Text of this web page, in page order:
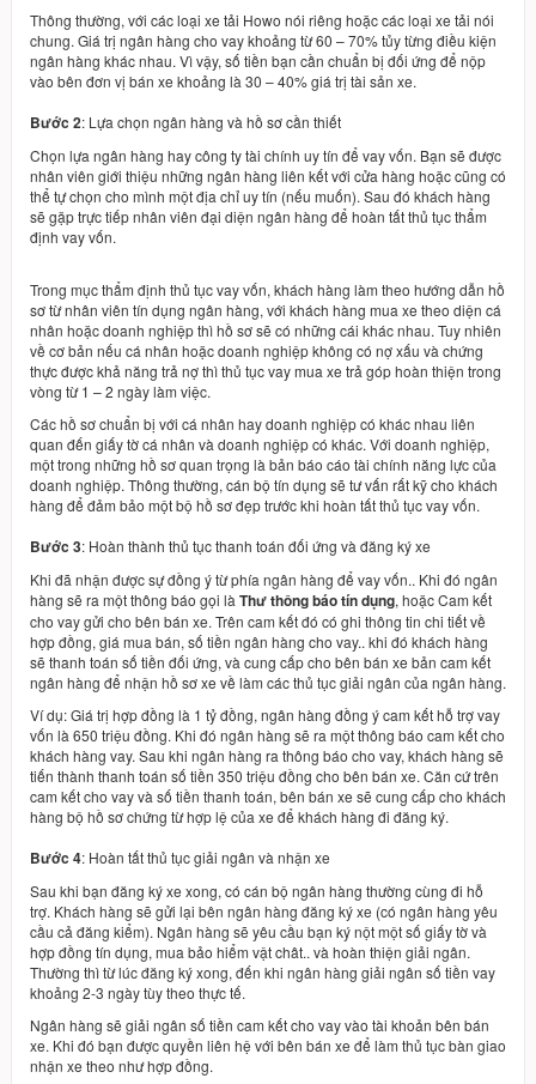
Thông thường, với các loại xe tải Howo nói riêng hoặc các loại xe tải nói
chung. Giá trị ngân hàng cho vay khoảng từ 60 – 70% tủy từng điều kiện
ngân hàng khác nhau. Vì vậy, số tiền bạn cần chuẩn bị đối ứng để nộp
vào bên đơn vị bán xe khoảng là 30 – 40% giá trị tài sản xe.
Bước 2: Lựa chọn ngân hàng và hồ sơ cần thiết
Chọn lựa ngân hàng hay công ty tài chính uy tín để vay vốn. Bạn sẽ được
nhân viên giới thiệu những ngân hàng liên kết với cửa hàng hoặc cũng có
thể tự chọn cho mình một địa chỉ uy tín (nếu muốn). Sau đó khách hàng
sẽ gặp trực tiếp nhân viên đại diện ngân hàng để hoàn tất thủ tục thẩm
định vay vốn.
Trong mục thẩm định thủ tục vay vốn, khách hàng làm theo hướng dẫn hồ
sơ từ nhân viên tín dụng ngân hàng, với khách hàng mua xe theo diện cá
nhân hoặc doanh nghiệp thì hồ sơ sẽ có những cái khác nhau. Tuy nhiên
về cơ bản nếu cá nhân hoặc doanh nghiệp không có nợ xấu và chứng
thực được khả năng trả nợ thì thủ tục vay mua xe trả góp hoàn thiện trong
vòng từ 1 – 2 ngày làm việc.
Các hồ sơ chuẩn bị với cá nhân hay doanh nghiệp có khác nhau liên
quan đến giấy tờ cá nhân và doanh nghiệp có khác. Với doanh nghiệp,
một trong những hồ sơ quan trọng là bản báo cáo tài chính năng lực của
doanh nghiệp. Thông thường, cán bộ tín dụng sẽ tư vấn rất kỹ cho khách
hàng để đảm bảo một bộ hồ sơ đẹp trước khi hoàn tất thủ tục vay vốn.
Bước 3: Hoàn thành thủ tục thanh toán đối ứng và đăng ký xe
Khi đã nhận được sự đồng ý từ phía ngân hàng để vay vốn.. Khi đó ngân
hàng sẽ ra một thông báo gọi là Thư thông báo tín dụng, hoặc Cam kết
cho vay gửi cho bên bán xe. Trên cam kết đó có ghi thông tin chi tiết về
hợp đồng, giá mua bán, số tiền ngân hàng cho vay.. khi đó khách hàng
sẽ thanh toán số tiền đối ứng, và cung cấp cho bên bán xe bản cam kết
ngân hàng để nhận hồ sơ xe về làm các thủ tục giải ngân của ngân hàng.
Ví dụ: Giá trị hợp đồng là 1 tỷ đồng, ngân hàng đồng ý cam kết hỗ trợ vay
vốn là 650 triệu đồng. Khi đó ngân hàng sẽ ra một thông báo cam kết cho
khách hàng vay. Sau khi ngân hàng ra thông báo cho vay, khách hàng sẽ
tiến thành thanh toán số tiền 350 triệu đồng cho bên bán xe. Căn cứ trên
cam kết cho vay và số tiền thanh toán, bên bán xe sẽ cung cấp cho khách
hàng bộ hồ sơ chứng từ hợp lệ của xe để khách hàng đi đăng ký.
Bước 4: Hoàn tất thủ tục giải ngân và nhận xe
Sau khi bạn đăng ký xe xong, có cán bộ ngân hàng thường cùng đi hỗ
trợ. Khách hàng sẽ gửi lại bên ngân hàng đăng ký xe (có ngân hàng yêu
cầu cả đăng kiểm). Ngân hàng sẽ yêu cầu bạn ký nột một số giấy tờ và
hợp đồng tín dụng, mua bảo hiểm vật chât.. và hoàn thiện giải ngân.
Thường thì từ lúc đăng ký xong, đến khi ngân hàng giải ngân số tiền vay
khoảng 2-3 ngày tùy theo thực tế.
Ngân hàng sẽ giải ngân số tiền cam kết cho vay vào tài khoản bên bán
xe. Khi đó bạn được quyền liên hệ với bên bán xe để làm thủ tục bàn giao
nhận xe theo như hợp đồng.